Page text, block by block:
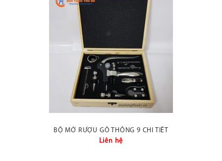
BỘ MỞ RƯỢU GỖ THÔNG 9 CHI TIẾT
Liên hệ